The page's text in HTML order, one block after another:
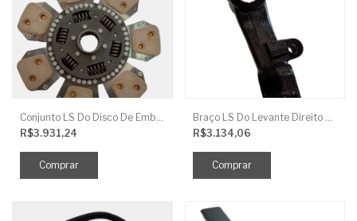
R$3.931,24
R$3.134,06